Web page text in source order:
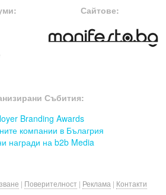
Сайтове:
Събития:
Branding Awards
компании в Бълагрия
награди на b2b Media
| Поверителност | Реклама | Контакти